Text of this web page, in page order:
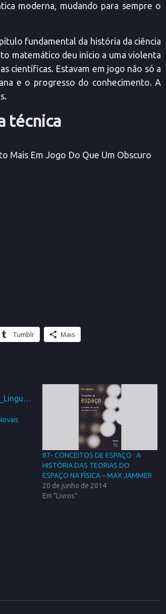
moderna, mudando para sempre o
fundamental da história da ciência
matemático deu início a uma violenta
científicas. Estavam em jogo não só a
e o progresso do conhecimento. A
técnica
Mais Em Jogo Do Que Um Obscuro
Tumblr Mais
87- CONCEITOS DE ESPAÇO : A
HISTÓRIA DAS TEORIAS DO
ESPAÇO NA FÍSICA – MAX JAMMER
20 de junho de 2014
Em "Livros"